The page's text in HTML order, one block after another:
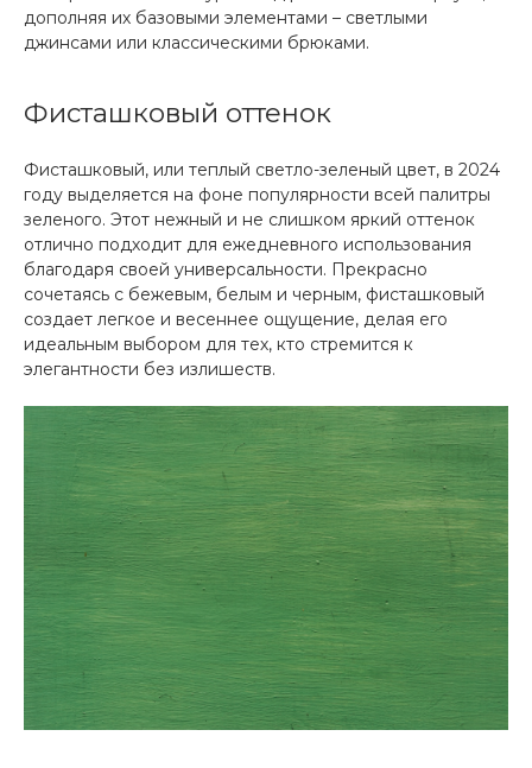
дополняя их базовыми элементами – светлыми
джинсами или классическими брюками.
Фисташковый оттенок
Фисташковый, или теплый светло-зеленый цвет, в 2024
году выделяется на фоне популярности всей палитры
зеленого. Этот нежный и не слишком яркий оттенок
отлично подходит для ежедневного использования
благодаря своей универсальности. Прекрасно
сочетаясь с бежевым, белым и черным, фисташковый
создает легкое и весеннее ощущение, делая его
идеальным выбором для тех, кто стремится к
элегантности без излишеств.